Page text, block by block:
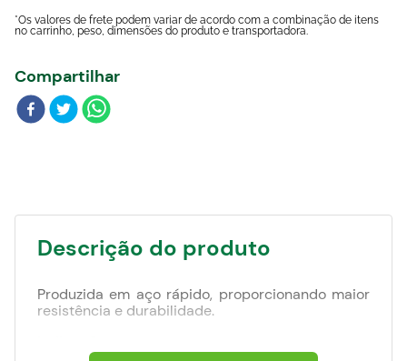
*Os valores de frete podem variar de acordo com a combinação de itens
no carrinho, peso, dimensões do produto e transportadora.
Compartilhar
Descrição do produto
Produzida em aço rápido, proporcionando maior
resistência e durabilidade.